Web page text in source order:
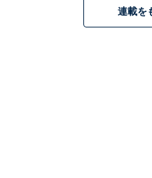
連載を